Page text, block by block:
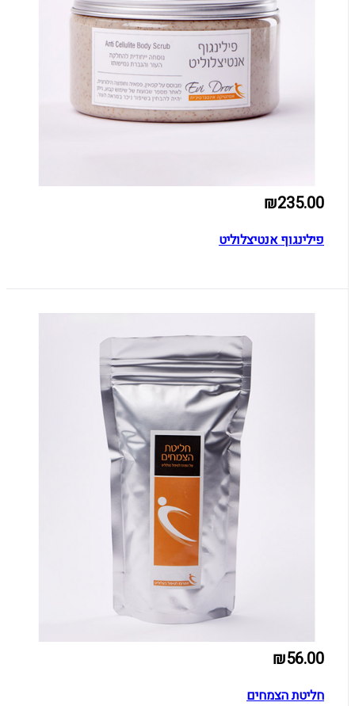
₪235.00
פילינגוף אנטיצלוליט
₪56.00
חליטת הצמחים